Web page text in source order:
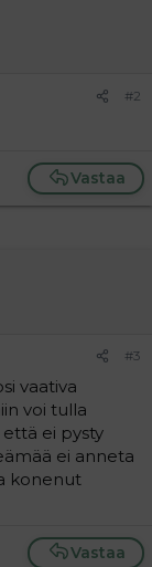
#2
Vastaa
#3
vaativa
voi tulla
ei pysty
ei anneta
konenut
Vastaa